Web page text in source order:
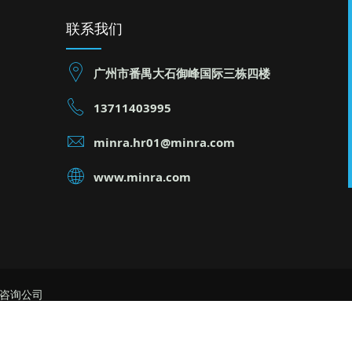
联系我们
广州市番禺大石御峰国际三栋四楼
13711403995
minra.hr01@minra.com
www.minra.com
询公司